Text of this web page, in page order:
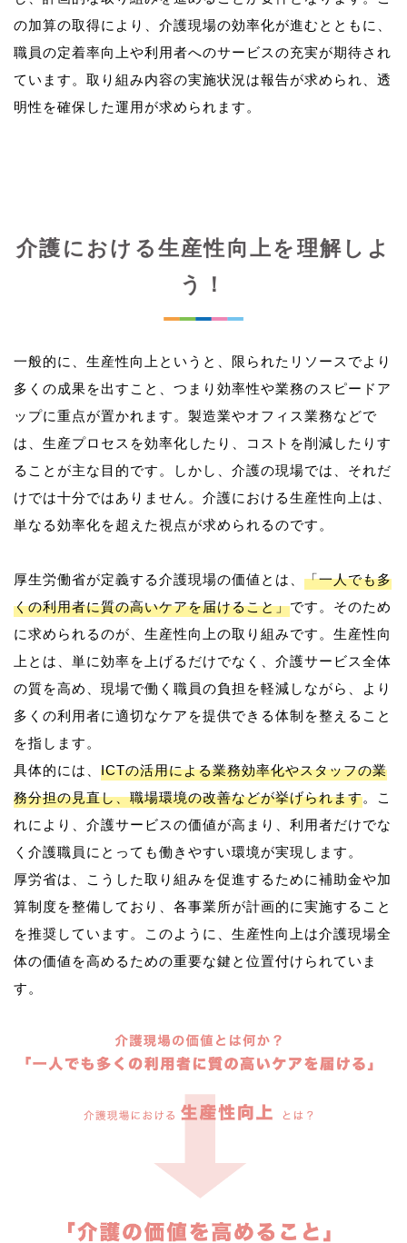
の加算の取得により、介護現場の効率化が進むとともに、
職員の定着率向上や利用者へのサービスの充実が期待され
ています。取り組み内容の実施状況は報告が求められ、透
介護における生産性向上を理解しよ
う！
一般的に、生産性向上というと、限られたリソースでより
多くの成果を出すこと、つまり効率性や業務のスピードア
ップに重点が置かれます。製造業やオフィス業務などで
は、生産プロセスを効率化したり、コストを削減したりす
ることが主な目的です。しかし、介護の現場では、それだ
けでは十分ではありません。介護における生産性向上は、
単なる効率化を超えた視点が求められるのです。
厚生労働省が定義する介護現場の価値とは、 「一人でも多
くの利用者に質の高いケアを届けること」です。そのため
に求められるのが、生産性向上の取り組みです。生産性向
上とは、単に効率を上げるだけでなく、介護サービス全体
の質を高め、現場で働く職員の負担を軽減しながら、より
多くの利用者に適切なケアを提供できる体制を整えること
を指します。
具体的には、 ICTの活用による業務効率化やスタッフの業
務分担の見直し、職場環境の改善などが挙げられます。こ
れにより、介護サービスの価値が高まり、利用者だけでな
く介護職員にとっても働きやすい環境が実現します。
厚労省は、こうした取り組みを促進するために補助金や加
算制度を整備しており、各事業所が計画的に実施すること
を推奨しています。このように、生産性向上は介護現場全
体の価値を高めるための重要な鍵と位置付けられていま